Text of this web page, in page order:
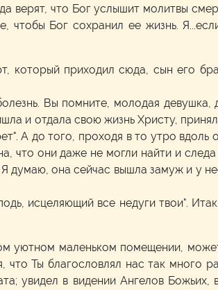
верят, что Бог услышит молитвы
чтобы Бог сохранил ее жизнь.
который приходил сюда, сын его
Вы помните, молодая девушка,
и отдала свою жизнь Христу,
А до того, проходя в то утро вдоль
что они даже не могли найти и
думаю, она сейчас вышла замуж и у
исцеляющий все недуги твои".
уютном маленьком помещении,
Ты благословлял нас так много
увидел в видении Ангелов Божьих,